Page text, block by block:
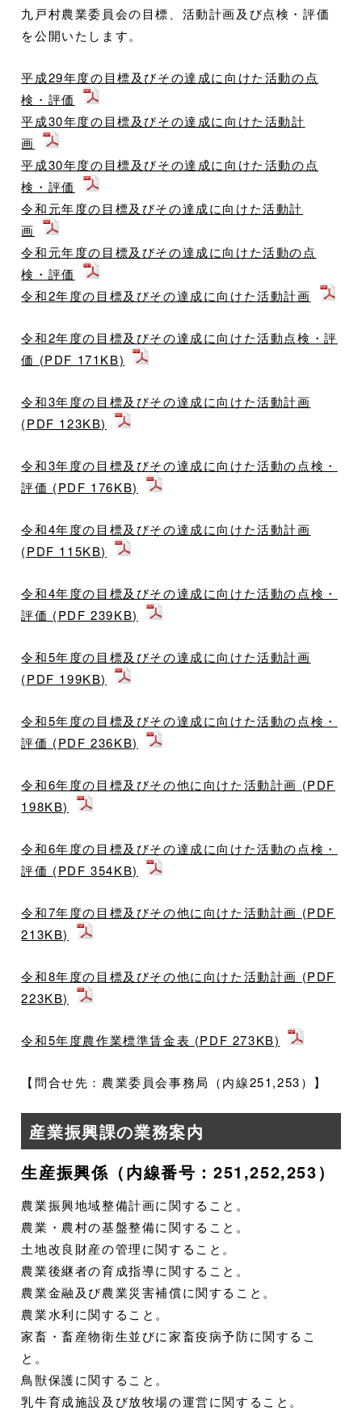
九戸村農業委員会の目標、活動計画及び点検・評価
を公開いたします。
平成29年度の目標及びその達成に向けた活動の点
検・評価
平成30年度の目標及びその達成に向けた活動計
画
平成30年度の目標及びその達成に向けた活動の点
検・評価
令和元年度の目標及びその達成に向けた活動計
画
令和元年度の目標及びその達成に向けた活動の点
検・評価
令和2年度の目標及びその達成に向けた活動計画
令和2年度の目標及びその達成に向けた活動点検・評
価 (PDF 171KB)
令和3年度の目標及びその達成に向けた活動計画
(PDF 123KB)
令和3年度の目標及びその達成に向けた活動の点検・
評価 (PDF 176KB)
令和4年度の目標及びその達成に向けた活動計画
(PDF 115KB)
令和4年度の目標及びその達成に向けた活動の点検・
評価 (PDF 239KB)
令和5年度の目標及びその達成に向けた活動計画
(PDF 199KB)
令和5年度の目標及びその達成に向けた活動の点検・
評価 (PDF 236KB)
令和6年度の目標及びその他に向けた活動計画 (PDF
198KB)
令和6年度の目標及びその達成に向けた活動の点検・
評価 (PDF 354KB)
令和7年度の目標及びその他に向けた活動計画 (PDF
213KB)
令和8年度の目標及びその他に向けた活動計画 (PDF
223KB)
令和5年度農作業標準賃金表 (PDF 273KB)
【問合せ先：農業委員会事務局（内線251,253）】
産業振興課の業務案内
生産振興係（内線番号：251,252,253）
農業振興地域整備計画に関すること。
農業・農村の基盤整備に関すること。
土地改良財産の管理に関すること。
農業後継者の育成指導に関すること。
農業金融及び農業災害補償に関すること。
農業水利に関すること。
家畜・畜産物衛生並びに家畜疫病予防に関するこ
と。
鳥獣保護に関すること。
乳牛育成施設及び放牧場の運営に関すること。